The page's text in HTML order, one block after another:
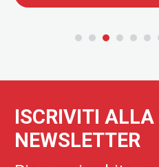
ISCRIVITI
NEWSLETTER